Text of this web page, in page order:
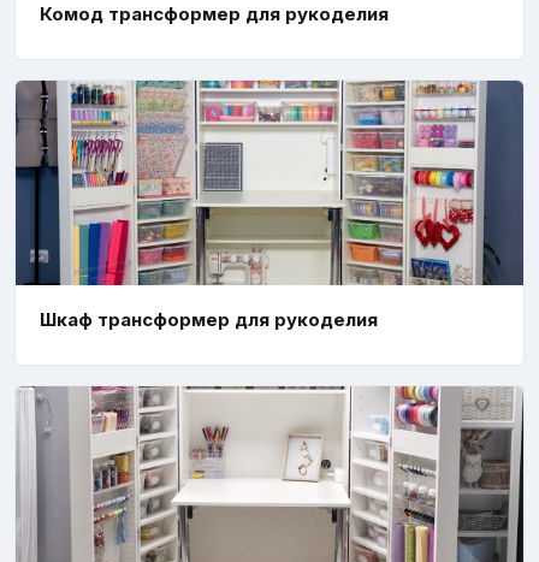
Комод трансформер для рукоделия
Шкаф трансформер для рукоделия